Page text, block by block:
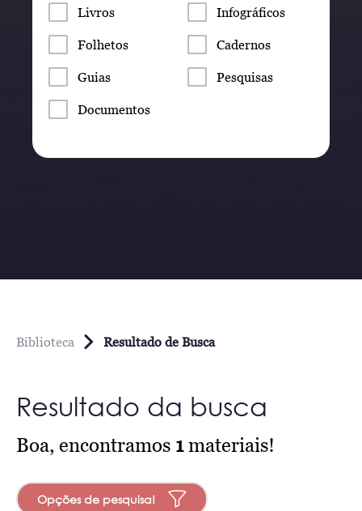
Livros Infográficos
Folhetos Cadernos
Guias Pesquisas
Documentos
Biblioteca Resultado de Busca
Resultado da busca
Boa, encontramos 1materiais!
Opções de pesquisa!